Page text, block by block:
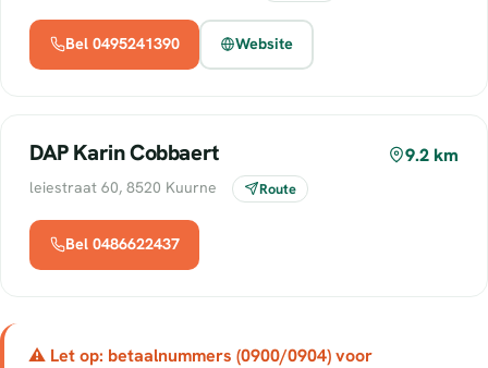
Bel 0495241390 Website
DAP Karin Cobbaert 9.2 km
leiestraat 60, 8520 Kuurne Route
Bel 0486622437
⚠ Let op: betaalnummers (0900/0904) voor